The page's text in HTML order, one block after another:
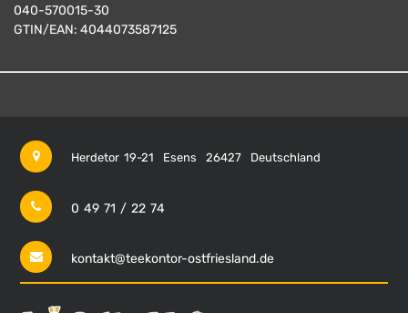
040-570015-30
GTIN/EAN: 4044073587125
Herdetor 19-21 Esens 26427 Deutschland
0 49 71 / 22 74
kontakt@teekontor-ostfriesland.de